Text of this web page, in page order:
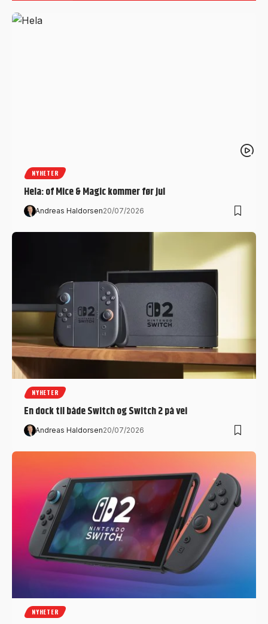
NYHETER
Hela: of Mice & Magic kommer før jul
Andreas Haldorsen20/07/2026
NYHETER
En dock til både Switch og Switch 2 på vei
Andreas Haldorsen20/07/2026
NYHETER